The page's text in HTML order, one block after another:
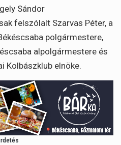
Sándor
felszólalt Szarvas Péter, a
polgármestere,
alpolgármestere és
Kolbászklub elnöke.